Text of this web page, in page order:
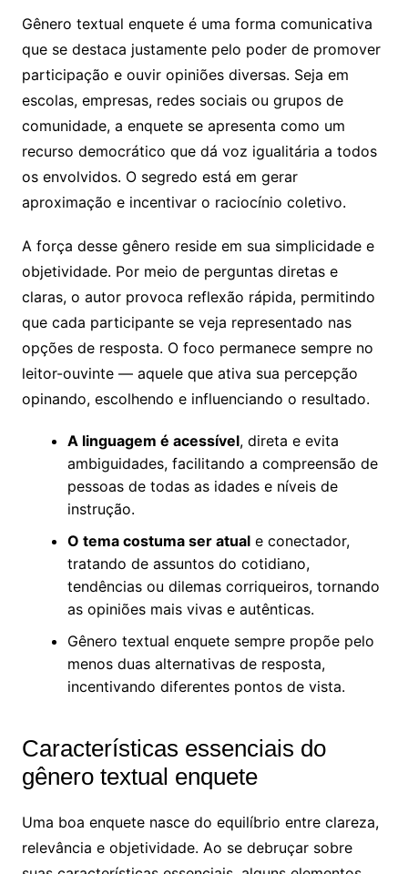
Gênero textual enquete é uma forma comunicativa
que se destaca justamente pelo poder de promover
participação e ouvir opiniões diversas. Seja em
escolas, empresas, redes sociais ou grupos de
comunidade, a enquete se apresenta como um
recurso democrático que dá voz igualitária a todos
os envolvidos. O segredo está em gerar
aproximação e incentivar o raciocínio coletivo.
A força desse gênero reside em sua simplicidade e
objetividade. Por meio de perguntas diretas e
claras, o autor provoca reflexão rápida, permitindo
que cada participante se veja representado nas
opções de resposta. O foco permanece sempre no
leitor-ouvinte — aquele que ativa sua percepção
opinando, escolhendo e influenciando o resultado.
A linguagem é acessível, direta e evita
ambiguidades, facilitando a compreensão de
pessoas de todas as idades e níveis de
instrução.
O tema costuma ser atuale conectador,
tratando de assuntos do cotidiano,
tendências ou dilemas corriqueiros, tornando
as opiniões mais vivas e autênticas.
Gênero textual enquete sempre propõe pelo
menos duas alternativas de resposta,
incentivando diferentes pontos de vista.
Características essenciais do
gênero textual enquete
Uma boa enquete nasce do equilíbrio entre clareza,
relevância e objetividade. Ao se debruçar sobre